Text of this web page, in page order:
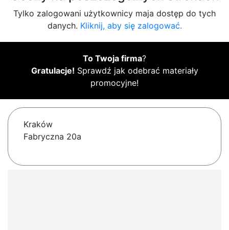
Tylko zalogowani użytkownicy maja dostęp do tych
danych. Kliknij, aby się zalogować.
To Twoja firma?
Gratulacje! Sprawdź jak odebrać materiały
promocyjne!
Kraków
Fabryczna 20a